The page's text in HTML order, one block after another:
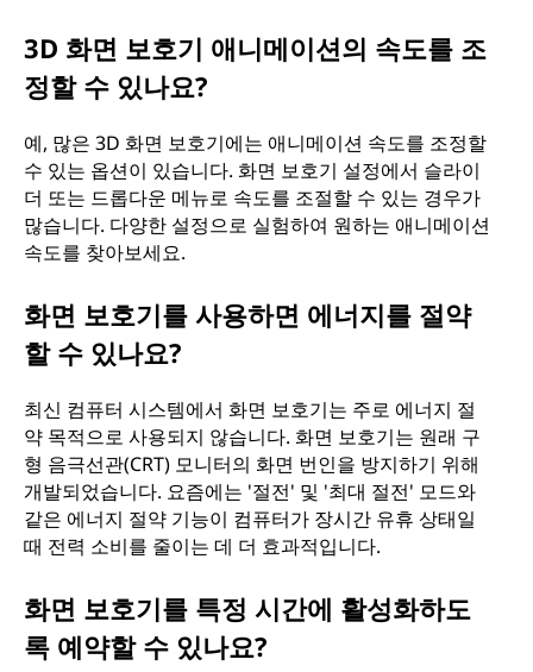
3D 화면 보호기 애니메이션의 속도를 조
정할 수 있나요?
예, 많은 3D 화면 보호기에는 애니메이션 속도를 조정할
수 있는 옵션이 있습니다. 화면 보호기 설정에서 슬라이
더 또는 드롭다운 메뉴로 속도를 조절할 수 있는 경우가
많습니다. 다양한 설정으로 실험하여 원하는 애니메이션
속도를 찾아보세요.
화면 보호기를 사용하면 에너지를 절약
할 수 있나요?
최신 컴퓨터 시스템에서 화면 보호기는 주로 에너지 절
약 목적으로 사용되지 않습니다. 화면 보호기는 원래 구
형 음극선관(CRT) 모니터의 화면 번인을 방지하기 위해
개발되었습니다. 요즘에는 '절전' 및 '최대 절전' 모드와
같은 에너지 절약 기능이 컴퓨터가 장시간 유휴 상태일
때 전력 소비를 줄이는 데 더 효과적입니다.
화면 보호기를 특정 시간에 활성화하도
록 예약할 수 있나요?